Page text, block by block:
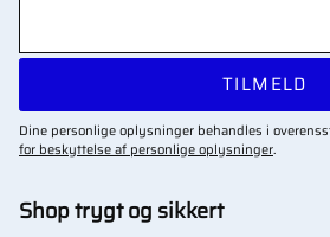
TILMELD
Dine personlige oplysninger behandles i
for beskyttelse af personlige oplysninger.
Shop trygt og sikkert